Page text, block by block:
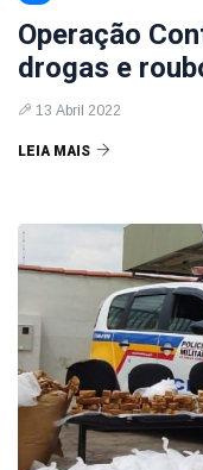
Operação
drogas e
13 Abril 2022
LEIA MAIS